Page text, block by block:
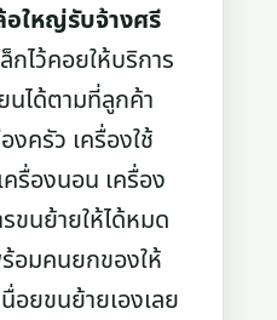
อใหญ่รับจ้างศรี
ไว้คอยให้บริการ
ได้ตามที่ลูกค้า
งครัว เครื่องใช้
รื่องนอน เครื่อง
ขนย้ายให้ได้หมด
อมคนยกของให้
อยขนย้ายเองเลย